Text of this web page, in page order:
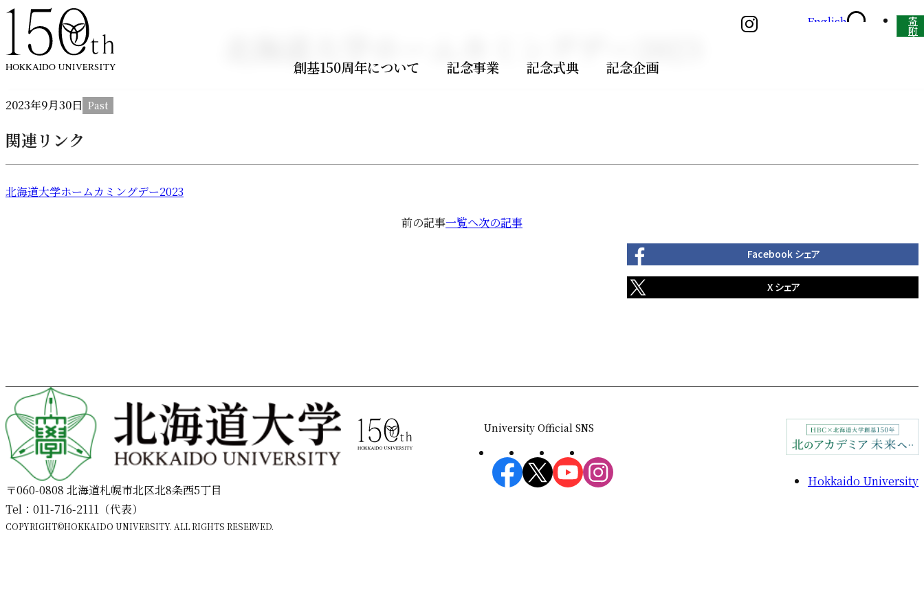
内容をスキップ
創基150周年について 記念事業 記念式典 記念企画
English 寄
附
す
2023年9月30日
関連リンク
北海道大学ホームカミングデー2023
投
前の記事一覧へ次の記事
Facebook シェア
X シェア
Hokkaido University
University Official SNS
〒060-0808 北海道札幌市北区北8条西5丁目
Tel：011-716-2111（代表）
COPYRIGHT©HOKKAIDO UNIVERSITY. ALL RIGHTS RESERVED.